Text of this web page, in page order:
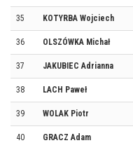
35 KOTYRBA Wojciech
36 OLSZÓWKA Michał
37 JAKUBIEC Adrianna
38 LACH Paweł
39 WOLAK Piotr
40 GRACZ Adam